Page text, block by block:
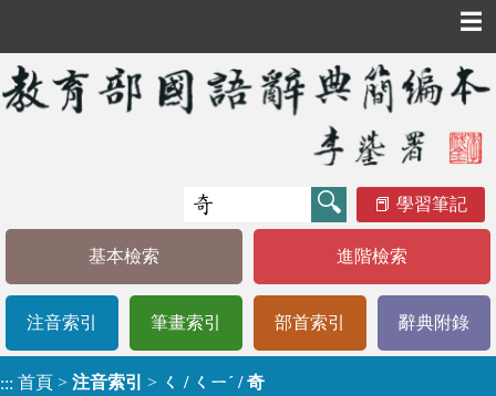
☰
學習筆記
基本檢索 進階檢索
注音索引 筆畫索引 部首索引 辭典附錄
::: 首頁 > 注音索引 > ㄑ / ㄑㄧˊ / 奇